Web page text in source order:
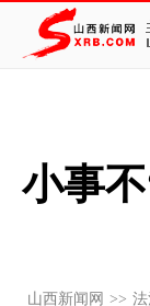
小事
山西新闻网 >>